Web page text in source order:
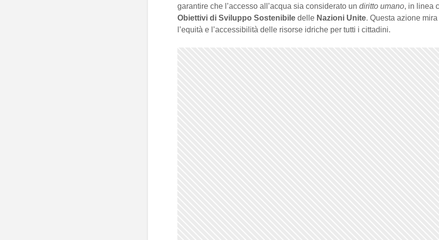
garantire che l’accesso all’acqua sia considerato un diritto umano, in linea
Obiettivi di Sviluppo Sostenibile delle Nazioni Unite. Questa azione
l’equità e l’accessibilità delle risorse idriche per tutti i cittadini.